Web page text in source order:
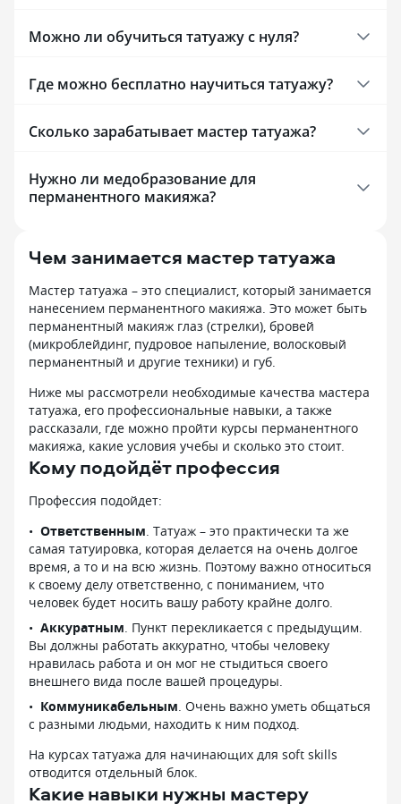
Можно ли обучиться татуажу с нуля?
Где можно бесплатно научиться татуажу?
Сколько зарабатывает мастер татуажа?
Нужно ли медобразование для
перманентного макияжа?
Чем занимается мастер татуажа
Мастер татуажа – это специалист, который занимается
нанесением перманентного макияжа. Это может быть
перманентный макияж глаз (стрелки), бровей
(микроблейдинг, пудровое напыление, волосковый
перманентный и другие техники) и губ.
Ниже мы рассмотрели необходимые качества мастера
татуажа, его профессиональные навыки, а также
рассказали, где можно пройти курсы перманентного
макияжа, какие условия учебы и сколько это стоит.
Кому подойдёт профессия
Профессия подойдет:
Ответственным. Татуаж – это практически та же
самая татуировка, которая делается на очень долгое
время, а то и на всю жизнь. Поэтому важно относиться
к своему делу ответственно, с пониманием, что
человек будет носить вашу работу крайне долго.
Аккуратным. Пункт перекликается с предыдущим.
Вы должны работать аккуратно, чтобы человеку
нравилась работа и он мог не стыдиться своего
внешнего вида после вашей процедуры.
Коммуникабельным. Очень важно уметь общаться
с разными людьми, находить к ним подход.
На курсах татуажа для начинающих для soft skills
отводится отдельный блок.
Какие навыки нужны мастеру